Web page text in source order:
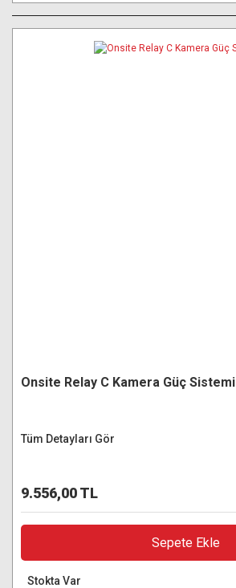
Onsite Relay C Kamera Güç Sistemi
Tüm Detayları Gör
9.556,00 TL
Sepete Ekle
Stokta Var